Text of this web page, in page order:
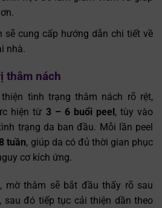
sẽ cung cấp hướng dẫn chi tiết về
nhà.
thâm nách
tình trạng thâm nách rõ rệt,
hiện từ 3 – 6 buổi peel , tùy vào
trạng da ban đầu. Mỗi lần peel
tuần, giúp da có đủ thời gian phục
cơ kích ứng.
mờ thâm sẽ bắt đầu thấy rõ sau
sau đó tiếp tục cải thiện dần theo